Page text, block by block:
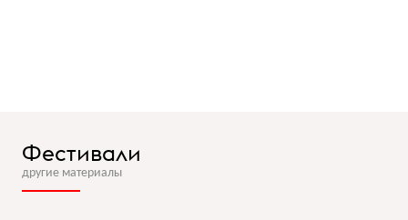
Фестивали
другие материалы